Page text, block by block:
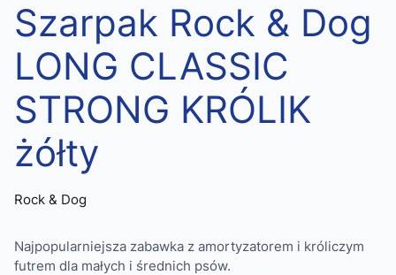
Szarpak Rock & Dog
LONG CLASSIC
STRONG KRÓLIK
żółty
Rock & Dog
Najpopularniejsza zabawka z amortyzatorem i króliczym
futrem dla małych i średnich psów.